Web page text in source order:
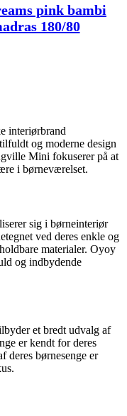
pink bambi
180/80
interiørbrand
og moderne design
Mini fokuserer på at
i børneværelset.
sig i børneinteriør
ved deres enkle og
materialer. Oyoy
og indbydende
et bredt udvalg af
er kendt for deres
deres børnesenge er